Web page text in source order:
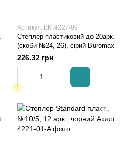
Артикул: BM.4227-09
Степлер пластиковий до 20арк.
(скоби №24, 26), сірий Buromax
226.32 грн